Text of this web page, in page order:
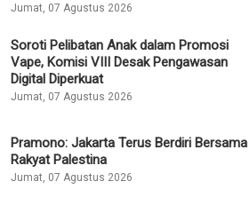
Jumat, 07 Agustus 2026
Soroti Pelibatan Anak dalam Promosi
Vape, Komisi VIII Desak Pengawasan
Digital Diperkuat
Jumat, 07 Agustus 2026
Pramono: Jakarta Terus Berdiri Bersama
Rakyat Palestina
Jumat, 07 Agustus 2026